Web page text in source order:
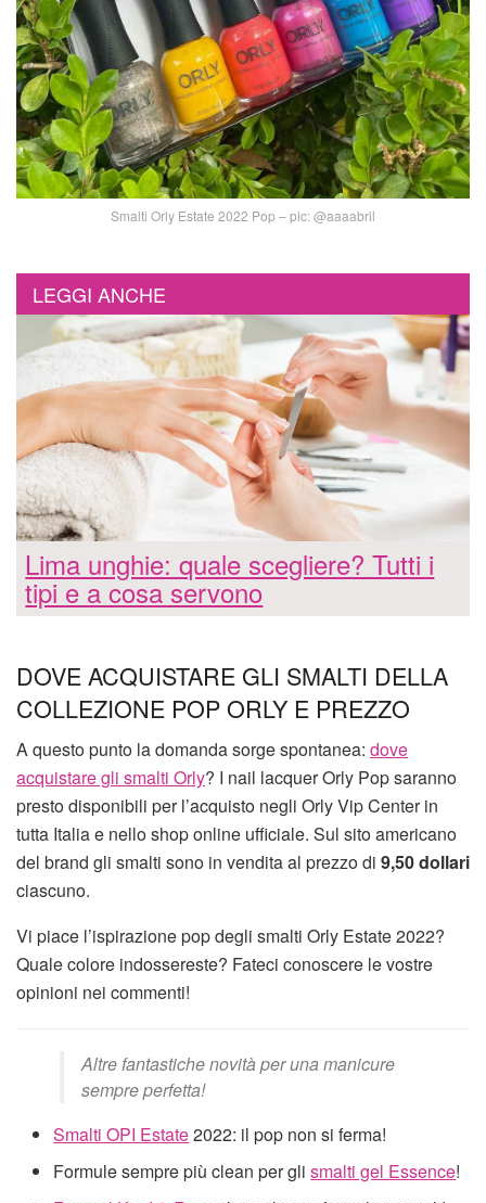
Smalti Orly Estate 2022 Pop – pic: @aaaabril
LEGGI ANCHE
Lima unghie: quale scegliere? Tutti i
tipi e a cosa servono
DOVE ACQUISTARE GLI SMALTI DELLA
COLLEZIONE POP ORLY E PREZZO
A questo punto la domanda sorge spontanea: dove
acquistare gli smalti Orly? I nail lacquer Orly Pop saranno
presto disponibili per l’acquisto negli Orly Vip Center in
tutta Italia e nello shop online ufficiale. Sul sito americano
del brand gli smalti sono in vendita al prezzo di 9,50 dollari
ciascuno.
Vi piace l’ispirazione pop degli smalti Orly Estate 2022?
Quale colore indossereste? Fateci conoscere le vostre
opinioni nei commenti!
Altre fantastiche novità per una manicure
sempre perfetta!
Smalti OPI Estate2022: il pop non si ferma!
Formule sempre più clean per glismalti gel Essence!